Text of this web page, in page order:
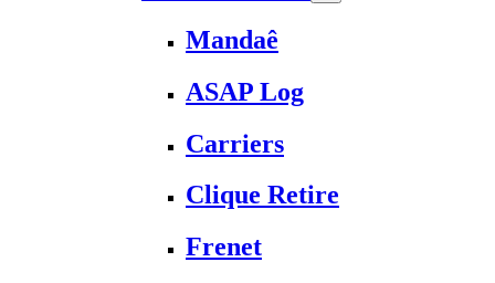
Mandaê
ASAP Log
Carriers
Clique Retire
Frenet